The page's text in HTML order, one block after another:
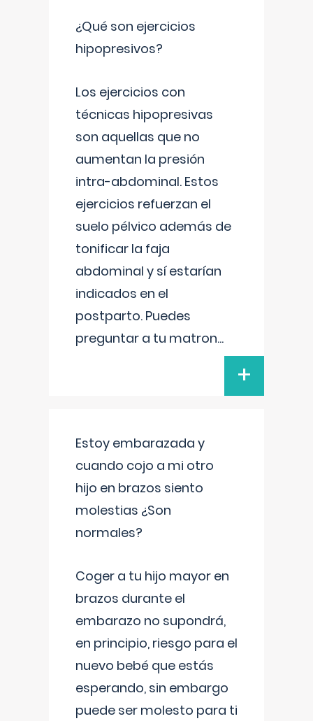
¿Qué son ejercicios
hipopresivos?
Los ejercicios con
técnicas hipopresivas
son aquellas que no
aumentan la presión
intra-abdominal. Estos
ejercicios refuerzan el
suelo pélvico además de
tonificar la faja
abdominal y sí estarían
indicados en el
postparto. Puedes
preguntar a tu matron...
+
Estoy embarazada y
cuando cojo a mi otro
hijo en brazos siento
molestias ¿Son
normales?
Coger a tu hijo mayor en
brazos durante el
embarazo no supondrá,
en principio, riesgo para el
nuevo bebé que estás
esperando, sin embargo
puede ser molesto para ti